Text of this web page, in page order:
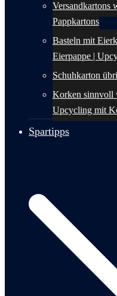
Versandkartons
Pappkartons
Basteln mit
Eierpappe |
Schuhkarton
Korken sinnvoll
Upcycling mit
Spartipps